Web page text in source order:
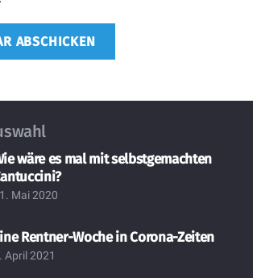
ABSCHICKEN
wäre es mal mit selbstgemachten
Mai 2020
Rentner-Woche in Corona-Zeiten
April 2021